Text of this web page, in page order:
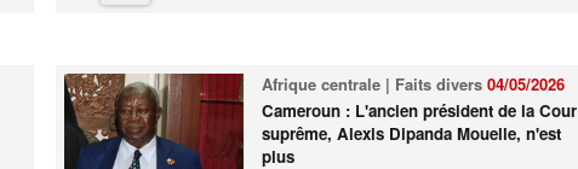
Afrique centrale | Faits divers 04/05/2026
Cameroun : L'ancien président de la Cour
suprême, Alexis Dipanda Mouelle, n'est
plus